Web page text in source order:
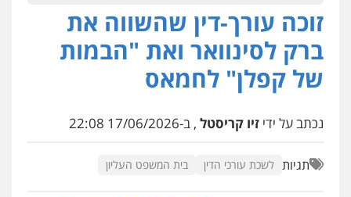
זוכה עורך-דין שהשווה את
ברק לסינוואר ואת "הבמות
של קפלן" לחמאס
נכתב על ידי זיו קריסטל , ב-17/06/2026 22:08
תגיות לשכת עורכי הדין בית המשפט העליון